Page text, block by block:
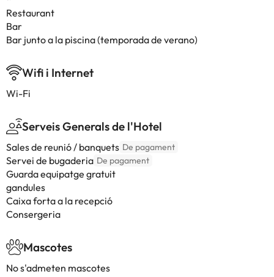
Restaurant
Bar
Bar junto a la piscina (temporada de verano)
Wifi i Internet
Wi-Fi
Serveis Generals de l'Hotel
Sales de reunió / banquets De pagament
Servei de bugaderia De pagament
Guarda equipatge gratuit
gandules
Caixa forta a la recepció
Consergeria
Mascotes
No s'admeten mascotes